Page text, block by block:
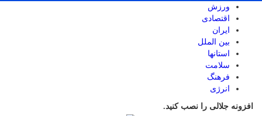
ورزش
اقتصادی
ایران
بین الملل
استانها
سلامت
فرهنگ
انرژی
افزونه جلالی را نصب کنید.